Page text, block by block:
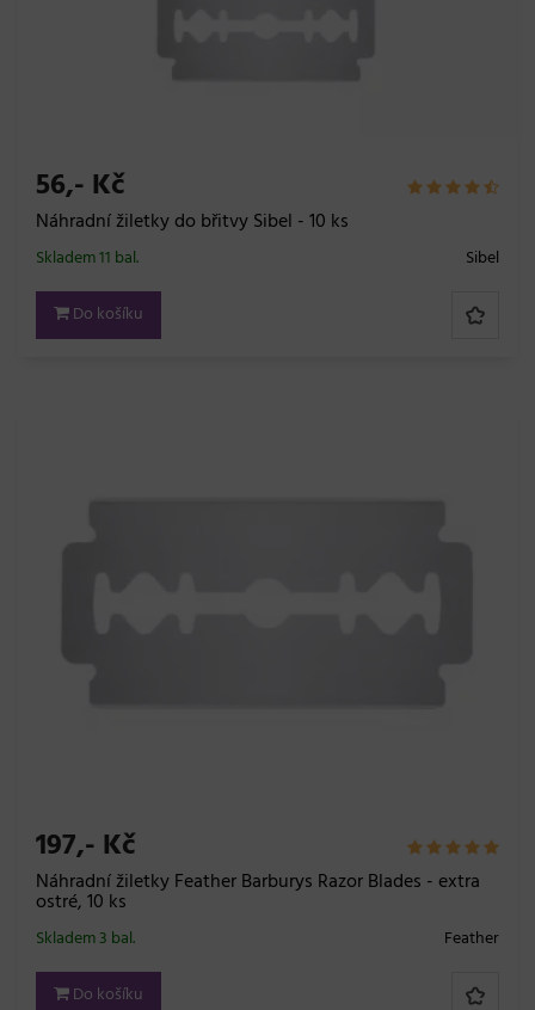
56,- Kč
Náhradní žiletky do břitvy Sibel - 10 ks
Sibel
Skladem 11 bal.
Do košíku
197,- Kč
Náhradní žiletky Feather Barburys Razor Blades - extra
ostré, 10 ks
Feather
Skladem 3 bal.
Do košíku